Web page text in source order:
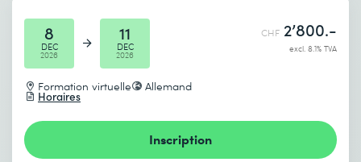
8
DEC
2026
11
DEC
2026
Formation virtuelle Allemand
Horaires
CHF 2’800.-
excl. 8.1% TVA
Inscription